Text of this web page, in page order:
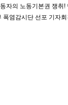
자의 노동기본권 쟁취
폭염감시단 선포 기자